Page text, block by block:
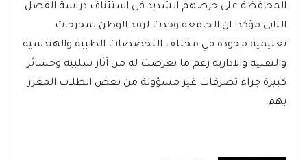
المحافظة على حرصهم الشديد في استئناف دراسة الفصل
الثاني مؤكدا ان الجامعة وجدت لرفد الوطن بمخرجات
تعليمية مجودة في مختلف التخصصات الطبية والهندسية
والتقنية والادارية رغم ما تعرضت له من آثار سلبية وخسائر
كبيرة جراء تصرفات غير مسؤولة من بعض الطلاب المغرر
بهم.